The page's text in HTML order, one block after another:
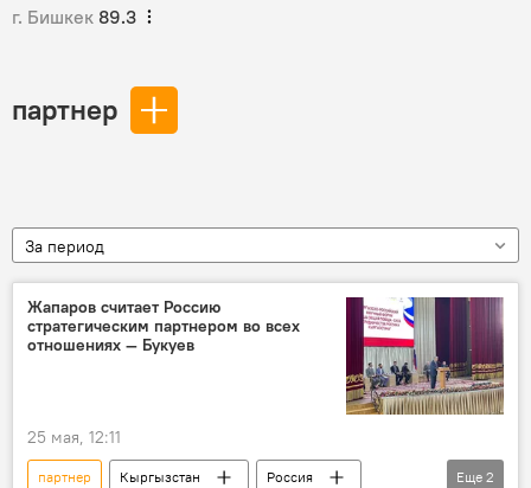
г. Бишкек 89.3
партнер
За период
Жапаров считает Россию
стратегическим партнером во всех
отношениях — Букуев
25 мая, 12:11
партнер Кыргызстан
Россия
Еще 2